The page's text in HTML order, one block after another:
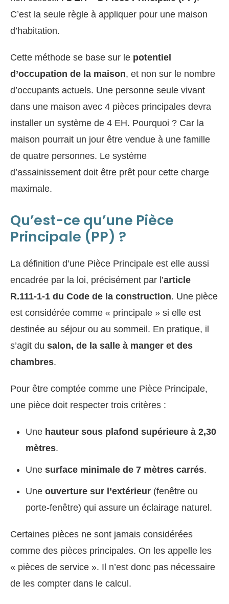
C’est la seule règle à appliquer pour une maison
d’habitation.
Cette méthode se base sur le potentiel
d’occupation de la maison, et non sur le nombre
d’occupants actuels. Une personne seule vivant
dans une maison avec 4 pièces principales devra
installer un système de 4 EH. Pourquoi ? Car la
maison pourrait un jour être vendue à une famille
de quatre personnes. Le système
d’assainissement doit être prêt pour cette charge
maximale.
Qu’est-ce qu’une Pièce
Principale (PP) ?
La définition d’une Pièce Principale est elle aussi
encadrée par la loi, précisément par l’article
R.111-1-1 du Code de la construction. Une pièce
est considérée comme « principale » si elle est
destinée au séjour ou au sommeil. En pratique, il
s’agit du salon, de la salle à manger et des
chambres.
Pour être comptée comme une Pièce Principale,
une pièce doit respecter trois critères :
Une hauteur sous plafond supérieure à 2,30
mètres.
Une surface minimale de 7 mètres carrés.
Une ouverture sur l’extérieur (fenêtre ou
porte-fenêtre) qui assure un éclairage naturel.
Certaines pièces ne sont jamais considérées
comme des pièces principales. On les appelle les
« pièces de service ». Il n’est donc pas nécessaire
de les compter dans le calcul.